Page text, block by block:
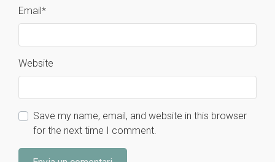
Email*
Website
Save my name, email, and website in this browser
for the next time I comment.